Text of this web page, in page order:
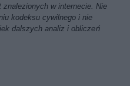
znalezionych w internecie. Nie
kodeksu cywilnego i nie
dalszych analiz i obliczeń